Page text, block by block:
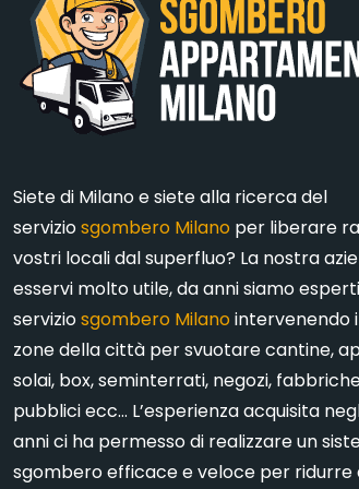
Siete di Milano e siete alla ricerca del
serviziosgombero Milano per liberare
vostri locali dal superfluo? La nostra
esservi molto utile, da anni siamo
serviziosgombero Milanointervenendo
zone della città per svuotare cantine,
solai, box, seminterrati, negozi,
pubblici ecc… L’esperienza acquisita
anni ci ha permesso di realizzare un
sgombero efficace e veloce per ridurre